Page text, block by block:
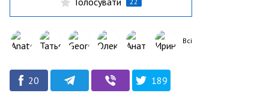
Всі
20 189